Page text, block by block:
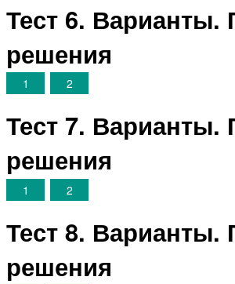
Тест 6. Варианты.
решения
1 2
Тест 7. Варианты.
решения
1 2
Тест 8. Варианты.
решения